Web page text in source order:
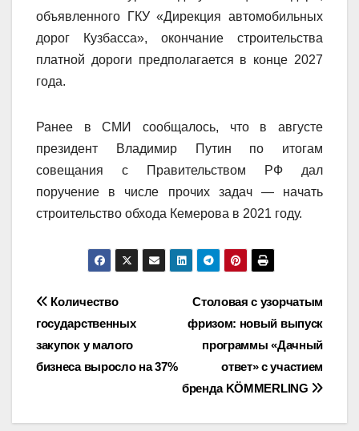
объявленного ГКУ «Дирекция автомобильных
дорог Кузбасса», окончание строительства
платной дороги предполагается в конце 2027
года.
Ранее в СМИ сообщалось, что в августе
президент Владимир Путин по итогам
совещания с Правительством РФ дал
поручение в числе прочих задач — начать
строительство обхода Кемерова в 2021 году.
Навигация
по
записям
Столовая с узорчатым
фризом: новый выпуск
программы «Дачный
ответ» с участием
бренда KÖMMERLING
Количество
государственных
закупок у малого
бизнеса выросло на 37%